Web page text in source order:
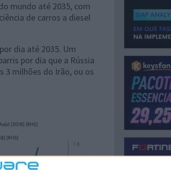
mundo até 2035, com
de carros a diesel
dia até 2035. Um
por dia que a Rússia
3 milhões do Irão, ou os